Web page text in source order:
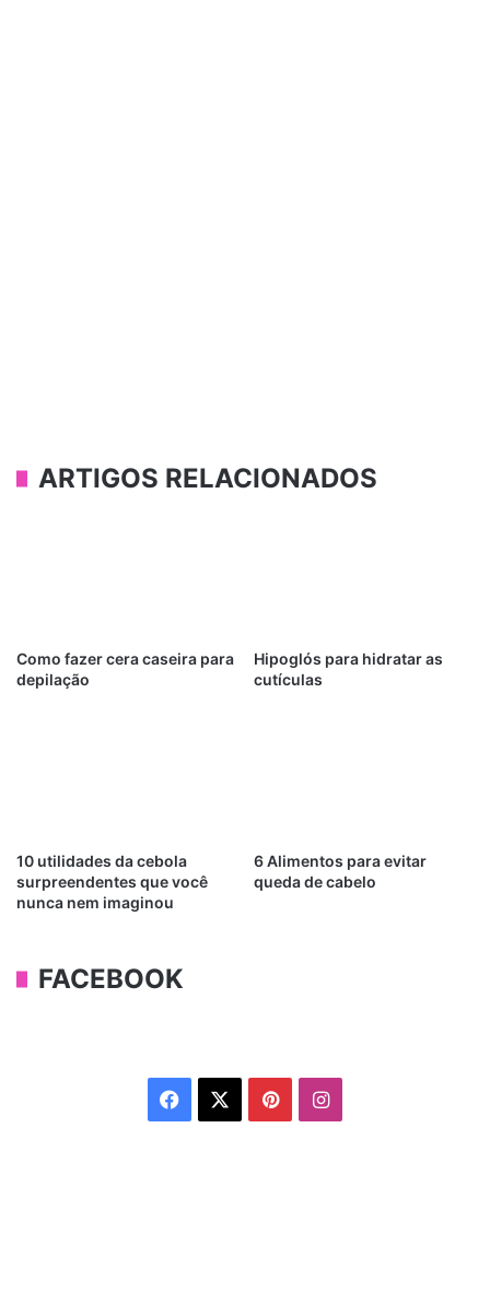
ARTIGOS RELACIONADOS
Como fazer cera caseira para
depilação
Hipoglós para hidratar as
cutículas
10 utilidades da cebola
surpreendentes que você
nunca nem imaginou
6 Alimentos para evitar
queda de cabelo
FACEBOOK
Facebook PinterestInstagram